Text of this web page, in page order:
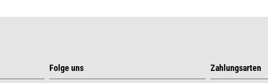
Folge uns Zahlungsarten